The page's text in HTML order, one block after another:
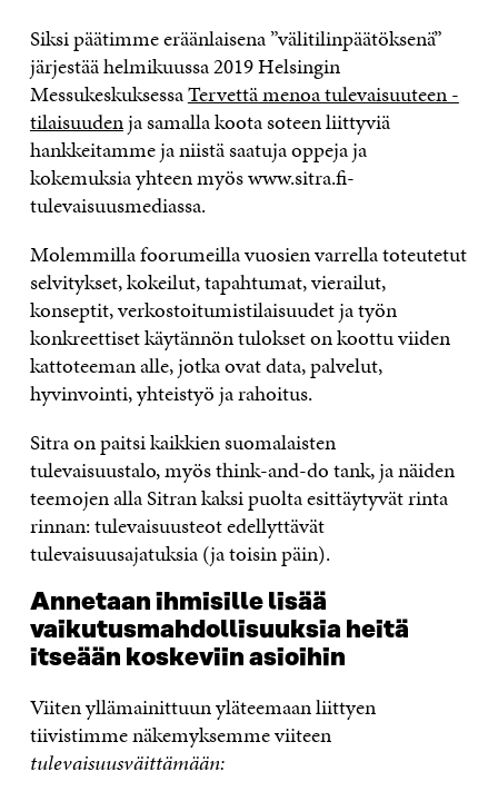
Siksi päätimme eräänlaisena ”välitilinpäätöksenä”
järjestää helmikuussa 2019 Helsingin
MessukeskuksessaTervettä menoa tulevaisuuteen -
tilaisuudenja samalla koota soteen liittyviä
hankkeitamme ja niistä saatuja oppeja ja
kokemuksia yhteen myös www.sitra.fi-
tulevaisuusmediassa.
Molemmilla foorumeilla vuosien varrella toteutetut
selvitykset, kokeilut, tapahtumat, vierailut,
konseptit, verkostoitumistilaisuudet ja työn
konkreettiset käytännön tulokset on koottu viiden
kattoteeman alle, jotka ovat data, palvelut,
hyvinvointi, yhteistyö ja rahoitus.
Sitra on paitsi kaikkien suomalaisten
tulevaisuustalo, myös think-and-do tank, ja näiden
teemojen alla Sitran kaksi puolta esittäytyvät rinta
rinnan: tulevaisuusteot edellyttävät
tulevaisuusajatuksia (ja toisin päin).
Annetaan ihmisille lisää
vaikutusmahdollisuuksia heitä
itseään koskeviin asioihin
Viiten yllämainittuun yläteemaan liittyen
tiivistimme näkemyksemme viiteen
tulevaisuusväittämään: